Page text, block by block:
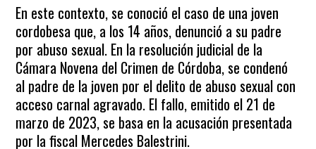
En este contexto, se conoció el caso de una joven
cordobesa que, a los 14 años, denunció a su padre
por abuso sexual. En la resolución judicial de la
Cámara Novena del Crimen de Córdoba, se condenó
al padre de la joven por el delito de abuso sexual con
acceso carnal agravado. El fallo, emitido el 21 de
marzo de 2023, se basa en la acusación presentada
por la fiscal Mercedes Balestrini.